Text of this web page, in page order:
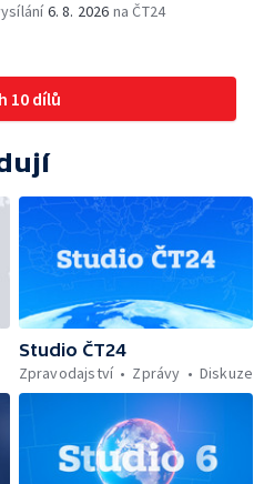
6. 8. 2026 na ČT24
10 dílů
Studio ČT24
Zpravodajství
Zprávy Diskuze